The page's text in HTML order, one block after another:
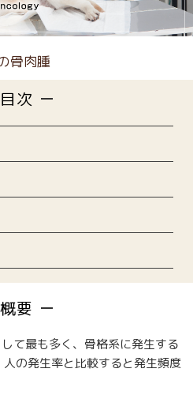
骨肉腫
目次
概要
て最も多く、骨格系に発生する
の発生率と比較すると発生頻度